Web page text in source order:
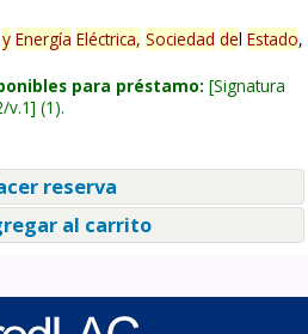
y Energía Eléctrica, Sociedad del Estado,
para préstamo: Signatura
v.1 (1).
reserva
al carrito